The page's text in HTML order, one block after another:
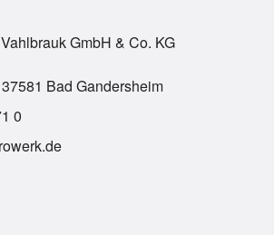
GmbH & Co. KG
Bad Gandersheim
0